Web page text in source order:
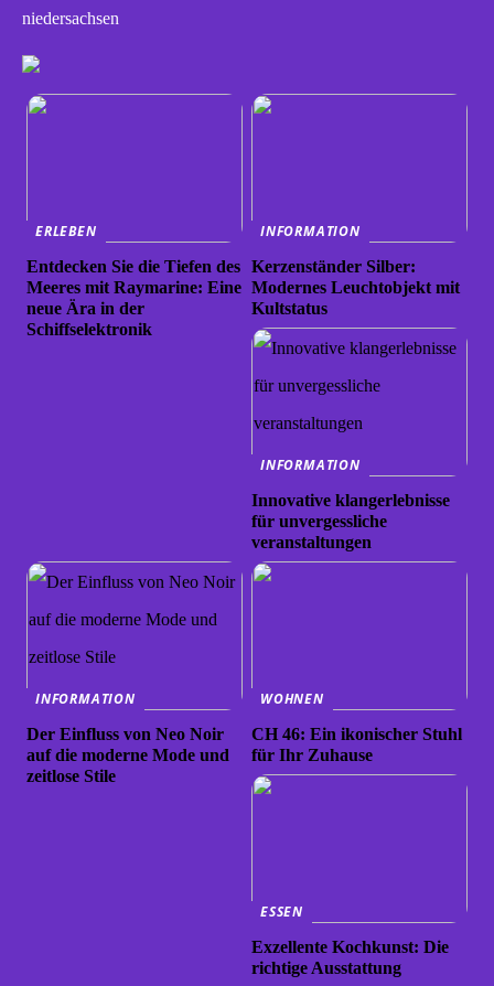
niedersachsen
ERLEBEN
Entdecken Sie die Tiefen des
Meeres mit Raymarine: Eine
neue Ära in der
Schiffselektronik
INFORMATION
Kerzenständer Silber:
Modernes Leuchtobjekt mit
Kultstatus
INFORMATION
Innovative klangerlebnisse
für unvergessliche
veranstaltungen
INFORMATION
Der Einfluss von Neo Noir
auf die moderne Mode und
zeitlose Stile
WOHNEN
CH 46: Ein ikonischer Stuhl
für Ihr Zuhause
ESSEN
Exzellente Kochkunst: Die
richtige Ausstattung